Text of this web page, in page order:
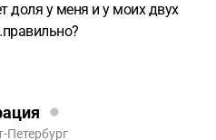
доля у меня и у моих двух
Петербург